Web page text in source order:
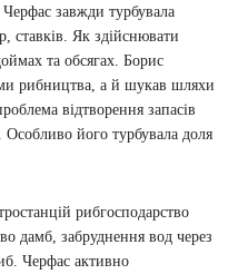
завжди турбувала
ставків. Як здійснювати
та обсягах. Борис
рибництва, а й шукав шляхи
відтворення запасів
його турбувала доля
рибгосподарство
дамб, забруднення вод через
Черфас активно